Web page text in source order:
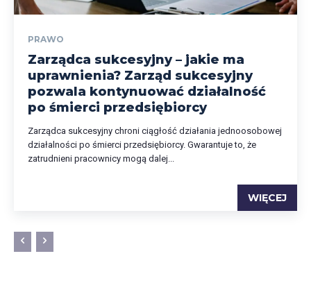
PRAWO
Zarządca sukcesyjny – jakie ma
uprawnienia? Zarząd sukcesyjny
pozwala kontynuować działalność
po śmierci przedsiębiorcy
Zarządca sukcesyjny chroni ciągłość działania jednoosobowej
działalności po śmierci przedsiębiorcy. Gwarantuje to, że
zatrudnieni pracownicy mogą dalej...
WIĘCEJ